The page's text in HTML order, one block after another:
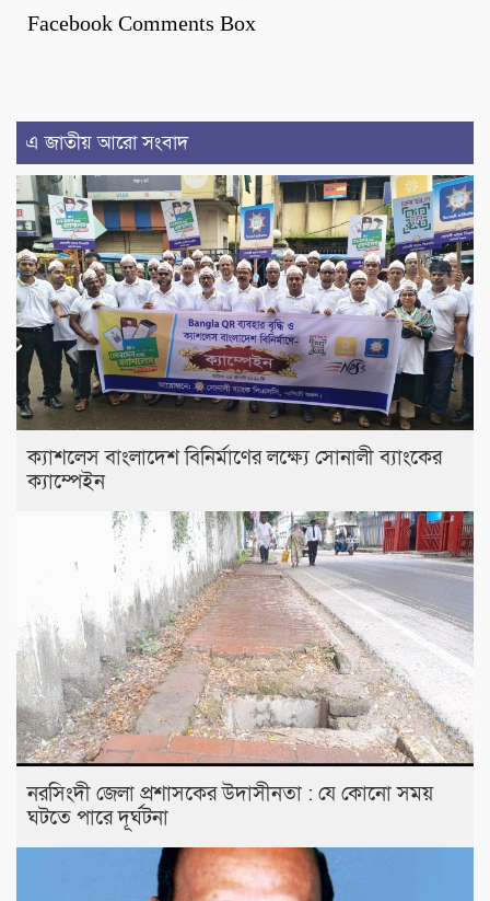
Facebook Comments Box
এ জাতীয় আরো সংবাদ
ক্যাশলেস বাংলাদেশ বিনির্মাণের লক্ষ্যে সোনালী ব্যাংকের
ক্যাম্পেইন
নরসিংদী জেলা প্রশাসকের উদাসীনতা : যে কোনো সময়
ঘটতে পারে দূর্ঘটনা